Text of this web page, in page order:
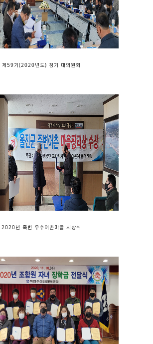
제59기(2020년도) 정기 대의원회
2020년 죽변 우수어촌마을 시상식